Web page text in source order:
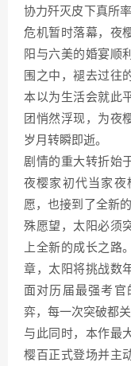
协力歼灭皮下真所
危机暂时落幕，夜
阳与六美的婚宴顺
围之中，褪去过往
本以为生活会就此
团悄然浮现，为夜
岁月转瞬即逝。
剧情的重大转折始
夜樱家初代当家夜
愿，也接到了全新
殊愿望，太阳必须
上全新的成长之路
章，太阳将挑战数
面对历届最强考
弈，每一次突破都关
与此同时，本作最
樱百正式登场并主